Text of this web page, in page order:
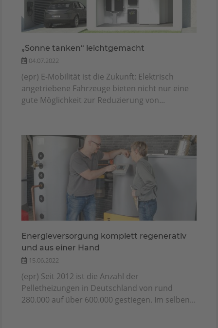
„Sonne tanken“ leichtgemacht
04.07.2022
(epr) E-Mobilität ist die Zukunft: Elektrisch
angetriebene Fahrzeuge bieten nicht nur eine
gute Möglichkeit zur Reduzierung von...
Energieversorgung komplett regenerativ
und aus einer Hand
15.06.2022
(epr) Seit 2012 ist die Anzahl der
Pelletheizungen in Deutschland von rund
280.000 auf über 600.000 gestiegen. Im selben...